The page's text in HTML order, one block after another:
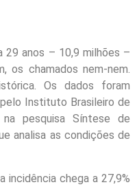
29 anos – 10,9 milhões –
os chamados nem-nem.
Os dados foram
Instituto Brasileiro de
pesquisa Síntese de
analisa as condições de
incidência chega a 27,9%